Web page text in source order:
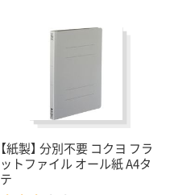
【紙製】 分別不要 コクヨ フラ
ットファイル オール紙 A4タ
テ